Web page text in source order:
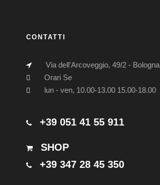
CONTATTI
Via dell'Arcoveggio, 49/2 - Bologna
Orari Se
lun - ven, 10.00-13.00 15.00-18.00
+39 051 41 55 911
SHOP
+39 347 28 45 350